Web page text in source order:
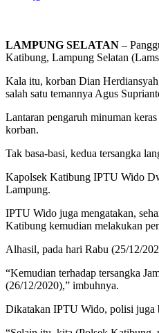
LAMPUNG SELATAN –
Katibung, Lampung Selatan
Kala itu, korban Dian
salah satu temannya Agus
Lantaran pengaruh minuman
korban.
Tak basa-basi, kedua tersangka
Kapolsek Katibung IPTU Wido
Lampung.
IPTU Wido juga mengatakan,
Katibung kemudian melakukan
Alhasil, pada hari Rabu (25/12/
“Kemudian terhadap tersangka
(26/12/2020),” imbuhnya.
Dikatakan IPTU Wido, polisi juga